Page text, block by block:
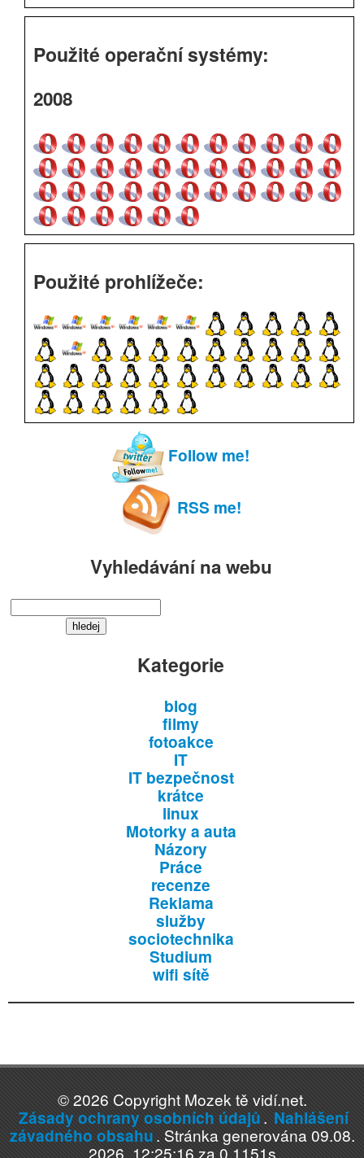
Použité operační systémy:
2008
Použité prohlížeče:
Follow me!
RSS me!
Vyhledávání na webu
Kategorie
blog
filmy
fotoakce
IT
IT bezpečnost
krátce
linux
Motorky a auta
Názory
Práce
recenze
Reklama
služby
sociotechnika
Studium
wifi sítě
© 2026 Copyright Mozek tě vidí.net.
Zásady ochrany osobních údajů. Nahlášení
závadného obsahu. Stránka generována 09.08.
2026, 12:25:16 za 0.1151s